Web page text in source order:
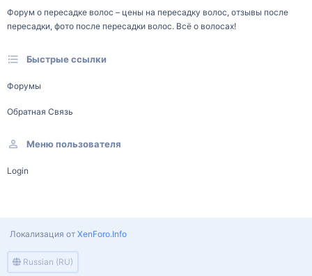
Форум о пересадке волос – цены на пересадку волос, отзывы после
пересадки, фото после пересадки волос. Всё о волосах!
Быстрые ссылки
Форумы
Обратная Связь
Меню пользователя
Login
Russian (RU)
Локализация от XenForo.Info